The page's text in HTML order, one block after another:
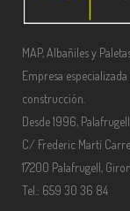
MAP, Albañiles y
Empresa
construcción.
Desde 1996,
C/ Frederic Martí
17200 Palafrugell,
Tel.: 659 30 36 84